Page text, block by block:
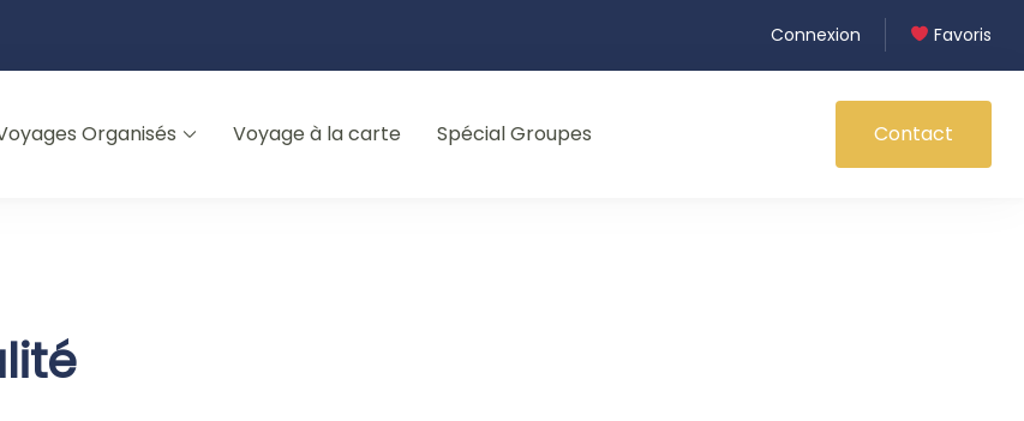
Connexion Favoris
Organisés Voyage à la carte Spécial Groupes Contact